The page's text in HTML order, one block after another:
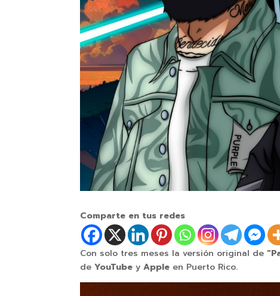
Comparte en tus redes
Con solo tres meses la versión original de
deYouTube yApple en Puerto Rico.